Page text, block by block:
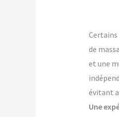
de
et une
évitant
Une